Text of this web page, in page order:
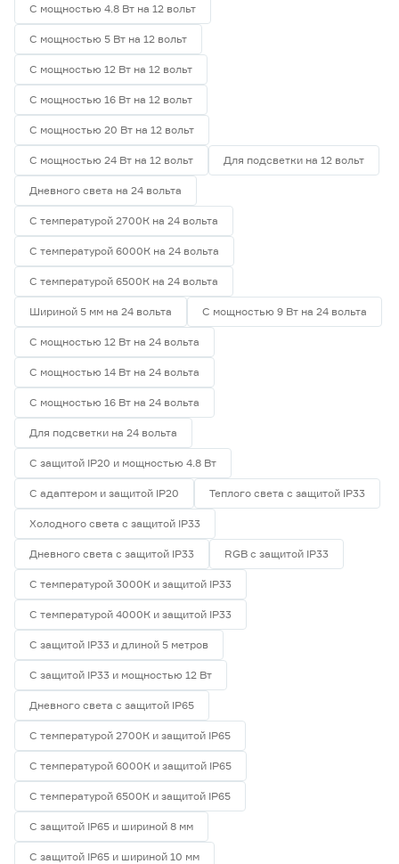
С мощностью 4.8 Вт на 12 вольт
С мощностью 5 Вт на 12 вольт
С мощностью 12 Вт на 12 вольт
С мощностью 16 Вт на 12 вольт
С мощностью 20 Вт на 12 вольт
С мощностью 24 Вт на 12 вольт Для подсветки на 12 вольт
Дневного света на 24 вольта
С температурой 2700К на 24 вольта
С температурой 6000К на 24 вольта
С температурой 6500К на 24 вольта
Шириной 5 мм на 24 вольта С мощностью 9 Вт на 24 вольта
С мощностью 12 Вт на 24 вольта
С мощностью 14 Вт на 24 вольта
С мощностью 16 Вт на 24 вольта
Для подсветки на 24 вольта
С защитой IP20 и мощностью 4.8 Вт
С адаптером и защитой IP20 Теплого света с защитой IP33
Холодного света с защитой IP33
Дневного света с защитой IP33 RGB с защитой IP33
С температурой 3000К и защитой IP33
С температурой 4000К и защитой IP33
С защитой IP33 и длиной 5 метров
С защитой IP33 и мощностью 12 Вт
Дневного света с защитой IP65
С температурой 2700К и защитой IP65
С температурой 6000К и защитой IP65
С температурой 6500К и защитой IP65
С защитой IP65 и шириной 8 мм
С защитой IP65 и шириной 10 мм